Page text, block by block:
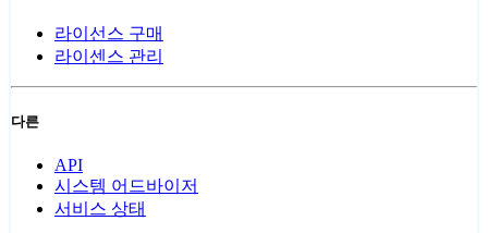
라이선스 구매
라이센스 관리
다른
API
시스템 어드바이저
서비스 상태